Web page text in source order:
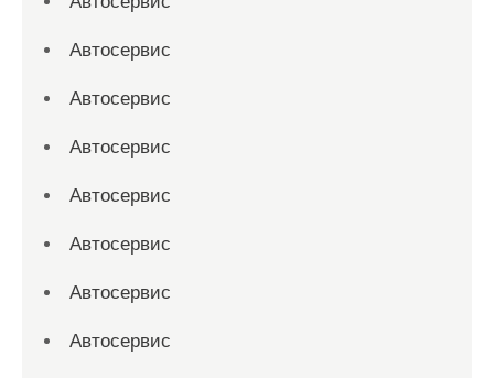
Автосервис
Автосервис
Автосервис
Автосервис
Автосервис
Автосервис
Автосервис